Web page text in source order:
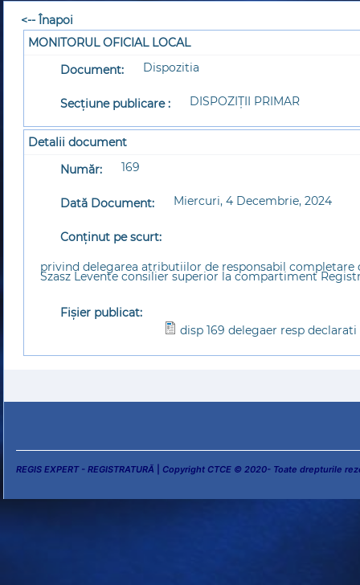
<-- Înapoi
MONITORUL OFICIAL LOCAL
Document:
Dispozitia
Secțiune publicare : DISPOZIȚII PRIMAR
Detalii document
Număr:
169
Dată Document: Miercuri, 4 Decembrie, 2024
Conținut pe scurt:
privind delegarea atributiilor de responsabil completare
Szasz Levente consilier superior la compartiment
Fișier publicat:
disp 169 delegaer resp declarati
REGIS EXPERT - REGISTRATURĂ Copyright CTCE © 2020- Toate drepturile